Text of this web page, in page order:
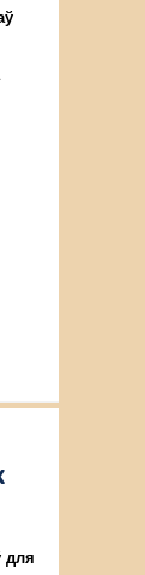
для